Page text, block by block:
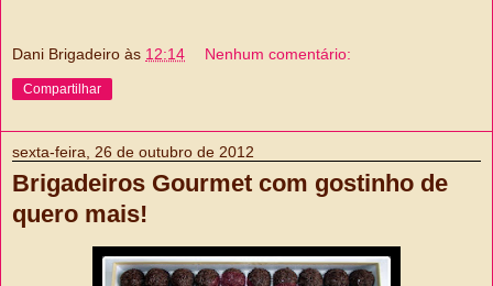
Dani Brigadeiro às 12:14 Nenhum comentário:
Compartilhar
sexta-feira, 26 de outubro de 2012
Brigadeiros Gourmet com gostinho de
quero mais!